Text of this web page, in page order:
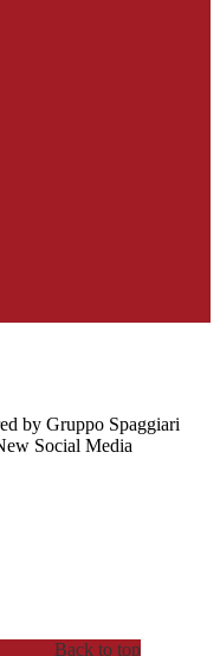
by Gruppo Spaggiari
Social Media
Back to top